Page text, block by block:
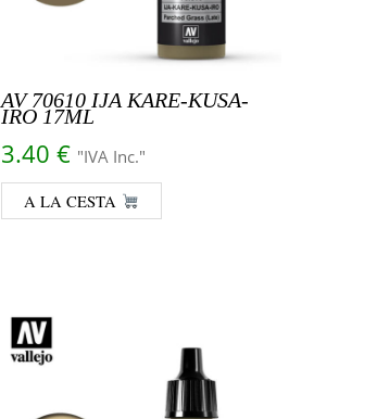
AV 70610 IJA KARE-KUSA-
IRO 17ML
3.40 € "IVA Inc."
A LA CESTA